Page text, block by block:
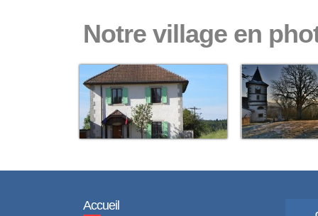
Notre village en
Accueil